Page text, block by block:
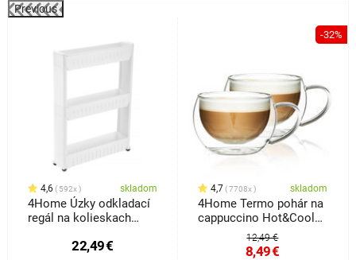
Previous
4,6 592x skladom
4Home Úzky odkladací
regál na kolieskach
22,49€
-32%
4,7 7708x skladom
4Home Termo pohár na
cappuccino Hot&Cool
280 ml, 2 ks12,49 €
8,49€